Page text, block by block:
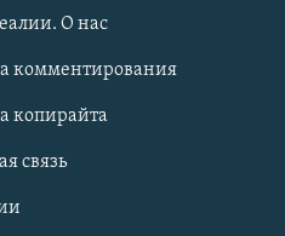
О нас
комментирования
копирайта
связь